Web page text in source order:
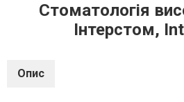
Стоматологія
Інтерстом,
Опис